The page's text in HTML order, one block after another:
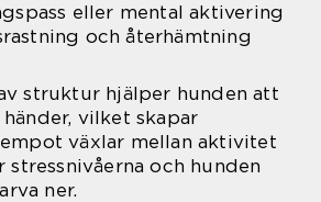
eller mental aktivering
och återhämtning
struktur hjälper hunden att
vilket skapar
växlar mellan aktivitet
stressnivåerna och hunden
ner.